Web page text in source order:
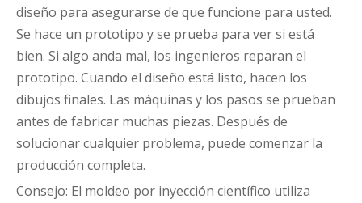
diseño para asegurarse de que funcione para usted.
Se hace un prototipo y se prueba para ver si está
bien. Si algo anda mal, los ingenieros reparan el
prototipo. Cuando el diseño está listo, hacen los
dibujos finales. Las máquinas y los pasos se prueban
antes de fabricar muchas piezas. Después de
solucionar cualquier problema, puede comenzar la
producción completa.
Consejo: El moldeo por inyección científico utiliza